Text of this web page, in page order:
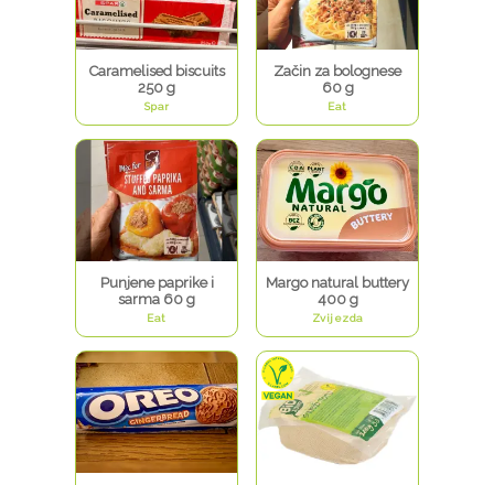
Caramelised biscuits
250 g
Spar
Začin za bolognese
60 g
Eat
Punjene paprike i
sarma 60 g
Eat
Margo natural buttery
400 g
Zvijezda